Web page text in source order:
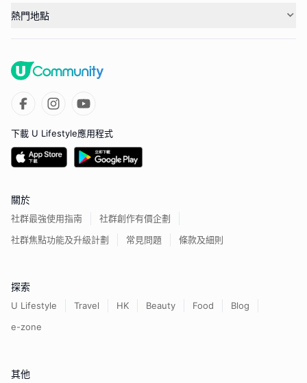
熱門地點
下載 U Lifestyle應用程式
關於
社群最強使用指南
社群創作有價企劃
社群焦點功能及升級計劃
常見問題 條款及細則
探索
U Lifestyle Travel HK Beauty Food
Blog
e-zone
其他